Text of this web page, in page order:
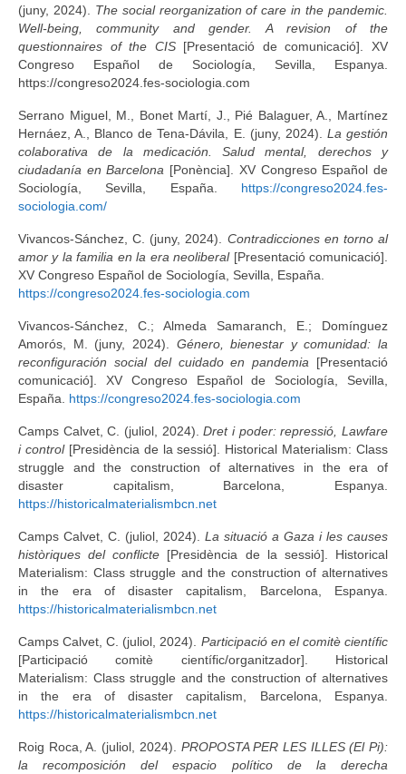
(juny, 2024). The social reorganization of care in the pandemic.
Well-being, community and gender. A revision of the
questionnaires of the CIS[Presentació de comunicació]. XV
Congreso Español de Sociología, Sevilla, Espanya.
https://congreso2024.fes-sociologia.com
Serrano Miguel, M., Bonet Martí, J., Pié Balaguer, A., Martínez
Hernáez, A., Blanco de Tena-Dávila, E. (juny, 2024). La gestión
colaborativa de la medicación. Salud mental, derechos y
ciudadanía en Barcelona [Ponència]. XV Congreso Español de
Sociología, Sevilla, España. https://congreso2024.fes-
sociologia.com/
Vivancos-Sánchez, C. (juny, 2024). Contradicciones en torno al
amor y la familia en la era neoliberal[Presentació comunicació].
XV Congreso Español de Sociología, Sevilla, España.
https://congreso2024.fes-sociologia.com
Vivancos-Sánchez, C.; Almeda Samaranch, E.; Domínguez
Amorós, M. (juny, 2024). Género, bienestar y comunidad: la
reconfiguración social del cuidado en pandemia [Presentació
comunicació]. XV Congreso Español de Sociología, Sevilla,
España. https://congreso2024.fes-sociologia.com
Camps Calvet, C. (juliol, 2024).Dret i poder: repressió, Lawfare
i control[Presidència de la sessió]. Historical Materialism: Class
struggle and the construction of alternatives in the era of
disaster capitalism, Barcelona, Espanya.
https://historicalmaterialismbcn.net
Camps Calvet, C. (juliol, 2024). La situació a Gaza i les causes
històriques del conflicte [Presidència de la sessió]. Historical
Materialism: Class struggle and the construction of alternatives
in the era of disaster capitalism, Barcelona, Espanya.
https://historicalmaterialismbcn.net
Camps Calvet, C. (juliol, 2024). Participació en el comitè científic
[Participació comitè científic/organitzador]. Historical
Materialism: Class struggle and the construction of alternatives
in the era of disaster capitalism, Barcelona, Espanya.
https://historicalmaterialismbcn.net
Roig Roca, A. (juliol, 2024). PROPOSTA PER LES ILLES (El Pi):
la recomposición del espacio político de la derecha